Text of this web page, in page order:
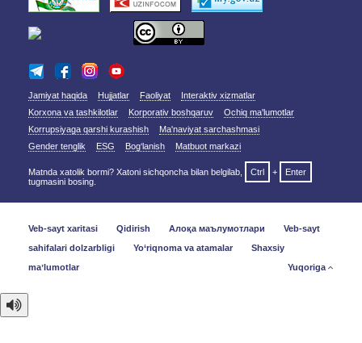
Jamiyat haqida Hujjatlar Faoliyat
Interaktiv xizmatlar
Korxona va tashkilotlar
Korporativ boshqaruv
Ochiq ma'lumotlar
Korrupsiyaga qarshi kurashish
Ma'naviyat sarchashmasi
Gender tenglik
ESG Bog‘lanish Matbuot markazi
Matnda xatolik bormi? Xatoni sichqoncha bilan belgilab, Ctrl +
Enter
tugmasini bosing.
Veb-sayt xaritasi Qidirish Алоқа маълумотлари
Veb-sayt
sahifalari dolzarbligi
Yo‘riqnoma va atamalar
Shaxsiy
maʼlumotlar
Yuqoriga